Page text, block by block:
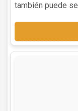
también puede